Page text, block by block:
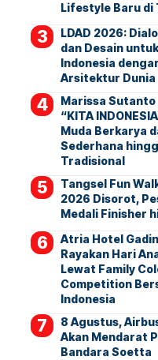
Lifestyle Baru di
LDAD 2026:
dan Desain
Indonesia
Arsitektur Dunia
Marissa Sutanto
“KITA
Muda Berkarya
Sederhana
Tradisional
Tangsel Fun
2026 Disorot,
Medali Finisher
Atria Hotel
Rayakan Hari
Lewat Family
Competition
Indonesia
8 Agustus,
Akan Mendarat
Bandara Soetta